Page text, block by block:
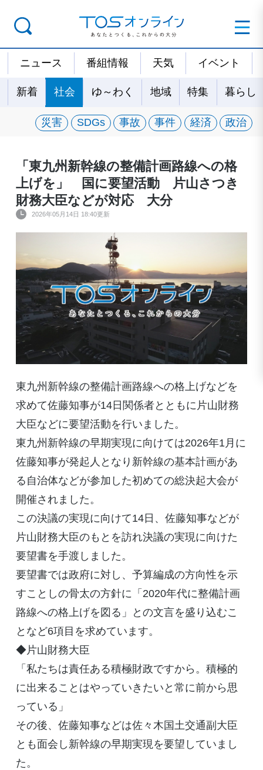
ニュース 番組情報 天気 イベント
新着 社会 ゆ～わく 地域 特集 暮らし
災害 SDGs 事故 事件 経済 政治
「東九州新幹線の整備計画路線への格
上げを」 国に要望活動 片山さつき
財務大臣などが対応 大分
2026年05月14日 18:40更新
東九州新幹線の整備計画路線への格上げなどを
求めて佐藤知事が14日関係者とともに片山財務
大臣などに要望活動を行いました。
東九州新幹線の早期実現に向けては2026年1月に
佐藤知事が発起人となり新幹線の基本計画があ
る自治体などが参加した初めての総決起大会が
開催されました。
この決議の実現に向けて14日、佐藤知事などが
片山財務大臣のもとを訪れ決議の実現に向けた
要望書を手渡しました。
要望書では政府に対し、予算編成の方向性を示
すことしの骨太の方針に「2020年代に整備計画
路線への格上げを図る」との文言を盛り込むこ
となど6項目を求めています。
◆片山財務大臣
「私たちは責任ある積極財政ですから。積極的
に出来ることはやっていきたいと常に前から思
っている」
その後、佐藤知事などは佐々木国土交通副大臣
とも面会し新幹線の早期実現を要望していまし
た。